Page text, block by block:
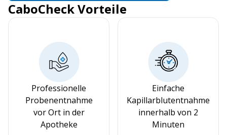
CaboCheck Vorteile
Professionelle
Probenentnahme
vor Ort in der
Apotheke
Einfache
Kapillarblutentnahme
innerhalb von 2
Minuten